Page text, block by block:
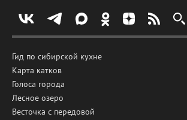
Гид по сибирской кухне
Карта катков
Голоса города
Лесное озеро
Весточка с передовой